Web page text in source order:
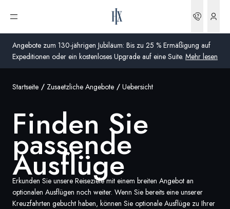
Angebote zum 130-jährigen Jubiläum: Bis zu 25 % Ermäßigung auf
Expeditionen oder ein kostenloses Upgrade auf eine Suite. Mehr lesen
Menü öffnen
Australien
Vereinigtes Königreich (England, Schottland, Wales
und Nordirland)
USA
Deutschland
Global
Startseite Zusaetzliche Angebote Uebersicht
Finden Sie
passende
Ausflüge
Erkunden Sie unsere Reiseziele mit einem breiten Angebot an
optionalen Ausflügen noch weiter. Wenn Sie bereits eine unserer
Kreuzfahrten gebucht haben, können Sie optionale Ausflüge zu Ihrer